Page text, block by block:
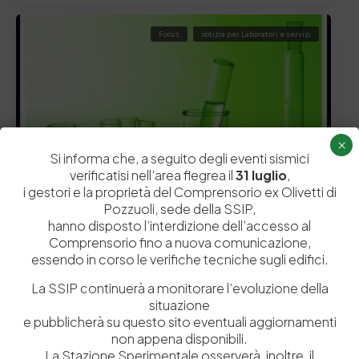
23 Febbraio 2024
Focus notizia per Laboratori e servizi
Operazioni di Riconcia: vantaggi e caratteristiche
Si informa che, a seguito degli eventi sismici
verificatisi nell’area flegrea il31 luglio,
i gestori e la proprietà del Comprensorio ex Olivetti di
Pozzuoli, sede della SSIP,
hanno disposto l’interdizione dell’accesso al
Comprensorio fino a nuova comunicazione,
essendo in corso le verifiche tecniche sugli edifici.
La SSIP continuerà a monitorare l’evoluzione della
situazione
e pubblicherà su questo sito eventuali aggiornamenti
non appena disponibili.
La Stazione Sperimentale osserverà, inoltre, il
×